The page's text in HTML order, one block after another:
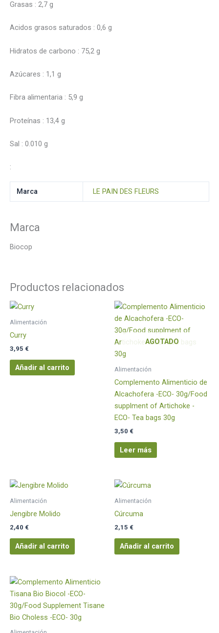
Grasas : 2,7 g
Acidos grasos saturados : 0,6 g
Hidratos de carbono : 75,2 g
Azúcares : 1,1 g
Fibra alimentaria : 5,9 g
Proteínas : 13,4 g
Sal : 0.010 g
:
Marca LE PAIN DES FLEURS
Marca
Biocop
Productos relacionados
Alimentación
Curry
3,95 €
Añadir al carrito
AGOTADO
Alimentación
Complemento Alimenticio de
Alcachofera -ECO- 30g/Food
supplment of Artichoke -
ECO- Tea bags 30g
3,50 €
Leer más
Alimentación
Jengibre Molido
2,40 €
Añadir al carrito
Alimentación
Cúrcuma
2,15 €
Añadir al carrito